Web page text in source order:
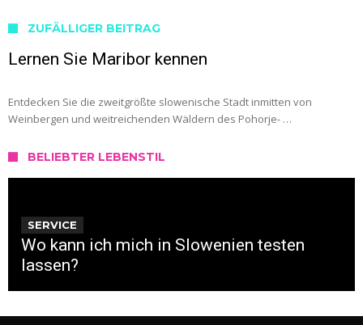
ZUFÄLLIGER BEITRAG
Lernen Sie Maribor kennen
Entdecken Sie die zweitgrößte slowenische Stadt inmitten von
Weinbergen und weitreichenden Wäldern des Pohorje- …
BELIEBTER LEBENSTIL
SERVICE
Wo kann ich mich in Slowenien testen
lassen?